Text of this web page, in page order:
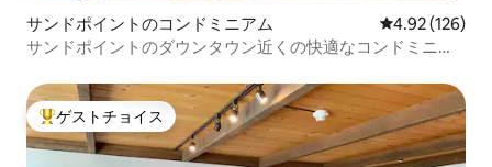
サンドポイントのコンドミニアム レビュー126
4.92 (126)
サンドポイントのダウンタウン近くの快適なコンドミニア
大好評のゲストチョイスです。
ゲストチョイス